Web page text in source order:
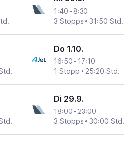
1:40 - 8:30
3 Stopps
31:50 Std.
Do 1.10.
16:50 - 17:10
1 Stopp
25:20 Std.
Di 29.9.
18:00 - 23:00
3 Stopps
30:00 Std.